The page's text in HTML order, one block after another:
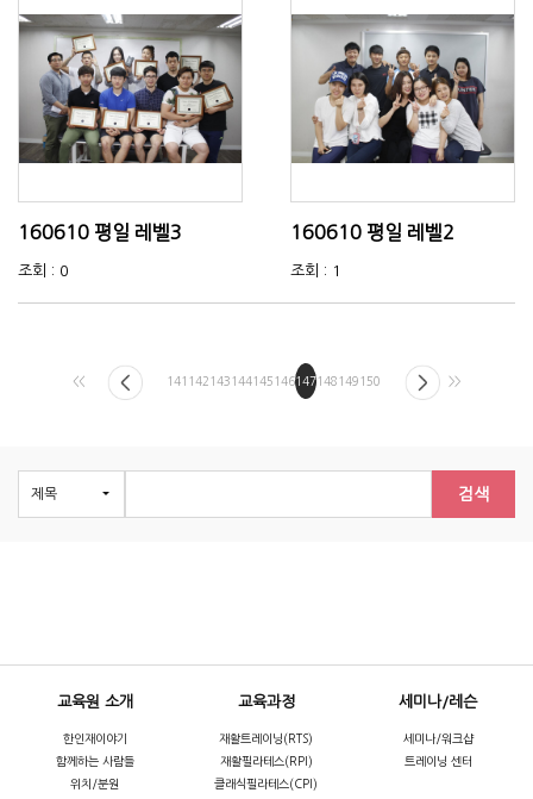
160610 평일 레벨3
조회 : 0
160610 평일 레벨2
조회 : 1
<< 141 142 143 144145 146147148 149 150 >>
검색
교육원 소개
한인재이야기
함께하는 사람들
위치/분원
교육과정
재활트레이닝(RTS)
재활필라테스(RPI)
클래식필라테스(CPI)
세미나/레슨
세미나/워크샵
트레이닝 센터